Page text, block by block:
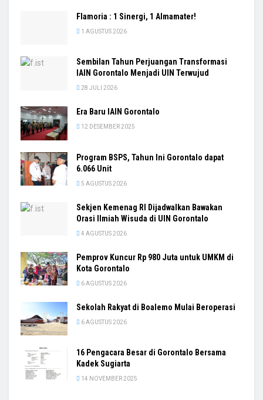
Flamoria : 1 Sinergi, 1 Almamater!
1 AGUSTUS 2026
Sembilan Tahun Perjuangan Transformasi
IAIN Gorontalo Menjadi UIN Terwujud
28 JULI 2026
Era Baru IAIN Gorontalo
12 DESEMBER 2025
Program BSPS, Tahun Ini Gorontalo dapat
6.066 Unit
5 AGUSTUS 2026
Sekjen Kemenag RI Dijadwalkan Bawakan
Orasi Ilmiah Wisuda di UIN Gorontalo
4 AGUSTUS 2026
Pemprov Kuncur Rp 980 Juta untuk UMKM di
Kota Gorontalo
6 AGUSTUS 2026
Sekolah Rakyat di Boalemo Mulai Beroperasi
6 AGUSTUS 2026
16 Pengacara Besar di Gorontalo Bersama
Kadek Sugiarta
14 NOVEMBER 2025